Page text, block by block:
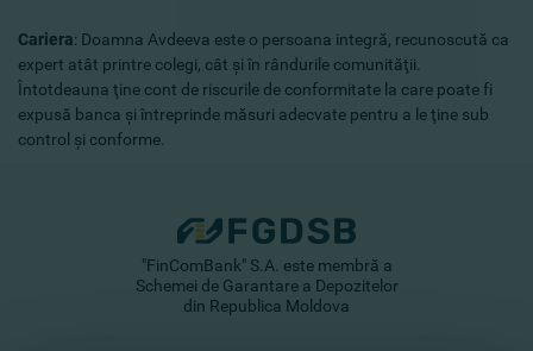
Cariera: Doamna Avdeeva este o persoana integră, recunoscută ca
expert atât printre colegi, cât şi în rândurile comunităţii.
Întotdeauna ţine cont de riscurile de conformitate la care poate fi
expusă banca şi întreprinde măsuri adecvate pentru a le ţine sub
control şi conforme.
"FinComBank" S.A. este membră a
Schemei de Garantare a Depozitelor
din Republica Moldova